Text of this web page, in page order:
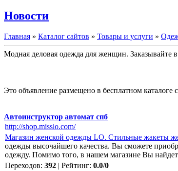
Новости
Главная » Каталог сайтов » Товары и услуги »
Модная деловая одежда для женщин. Заказывайте
Это объявление размещено в бесплатном каталоге
Автоинструктор автомат спб
http://shop.misslo.com/
Магазин женской одежды LO. Стильные жакеты
одежды высочайшего качества. Вы сможете
одежду. Помимо того, в нашем магазине Вы
Переходов: 392 | Рейтинг: 0.0/0